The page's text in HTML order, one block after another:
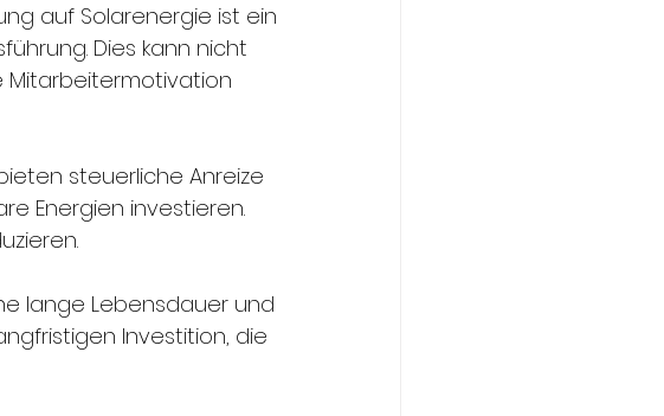
auf Solarenergie ist ein
Dies kann nicht
Mitarbeitermotivation
steuerliche Anreize
Energien investieren.
lange Lebensdauer und
Investition, die